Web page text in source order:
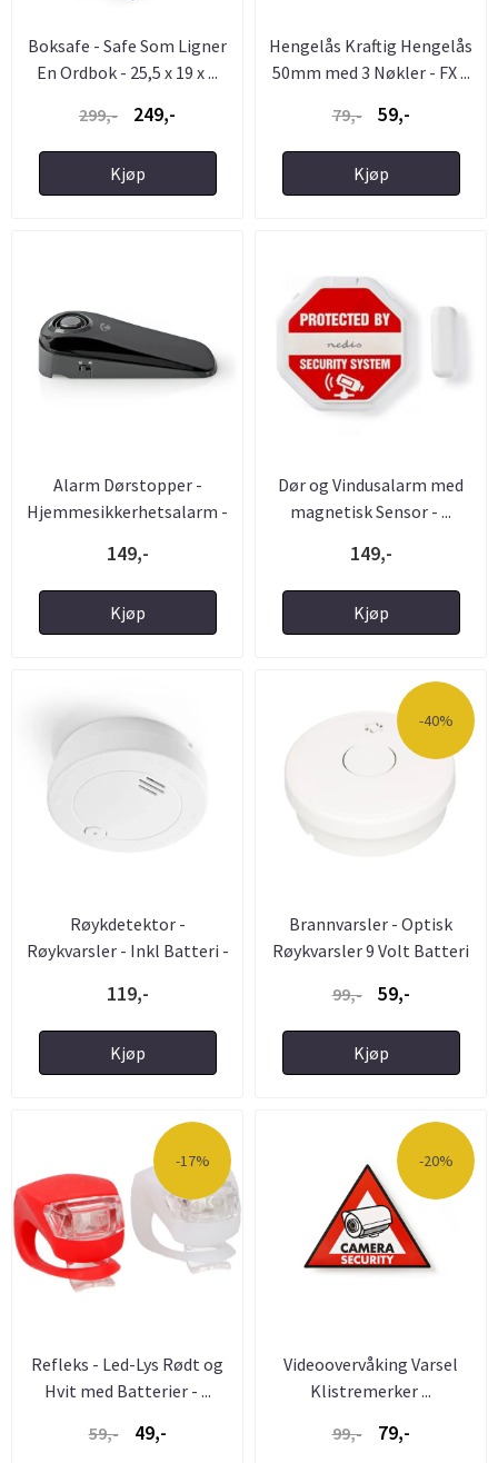
Boksafe - Safe Som Ligner
En Ordbok - 25,5 x 19 x ...
299,-
249,-
Kjøp
Hengelås Kraftig Hengelås
50mm med 3 Nøkler - FX ...
79,-
59,-
Kjøp
Alarm Dørstopper -
Hjemmesikkerhetsalarm -
149,-
Kjøp
Dør og Vindusalarm med
magnetisk Sensor - ...
149,-
Kjøp
Røykdetektor -
Røykvarsler - Inkl Batteri -
119,-
Kjøp
-40%
Brannvarsler - Optisk
Røykvarsler 9 Volt Batteri
99,-
59,-
Kjøp
-17%
Refleks - Led-Lys Rødt og
Hvit med Batterier - ...
59,-
49,-
-20%
Videoovervåking Varsel
Klistremerker ...
99,-
79,-